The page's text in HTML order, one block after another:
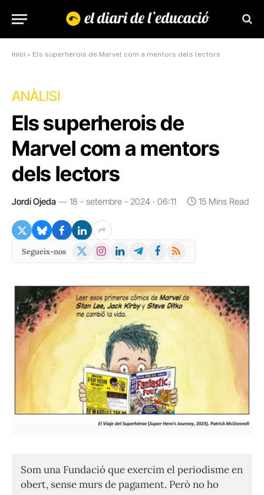
Inici » Els superherois de Marvel com a mentors dels lectors
ANÀLISI
Els superherois de
Marvel com a mentors
dels lectors
Jordi Ojeda 18 - setembre - 2024 · 06:11 15 Mins Read
Segueix-nos
X
Instagram
LinkedInTelegramFacebook
RSS
Som una Fundació que exercim el periodisme en
obert, sense murs de pagament. Però no ho